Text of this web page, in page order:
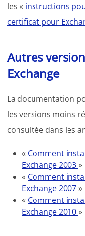
les « instructions
certificat pour
Autres
Exchange
La documentation
les versions moins
consultée dans les
« Comment
Exchange 2003»
« Comment
Exchange 2007»
« Comment
Exchange 2010»